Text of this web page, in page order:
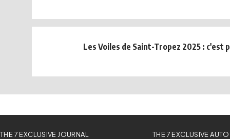
Les Voiles de Saint-Tropez 2025 : c'est
THE 7 EXCLUSIVE JOURNAL THE 7 EXCLUSIVE AUTO